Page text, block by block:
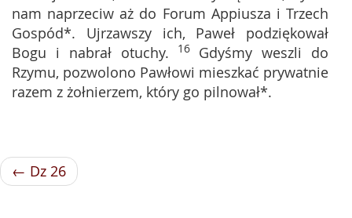
nam naprzeciw aż do Forum Appiusza i Trzech
Gospód*. Ujrzawszy ich, Paweł podziękował
Bogu i nabrał otuchy. 16 Gdyśmy weszli do
Rzymu, pozwolono Pawłowi mieszkać prywatnie
razem z żołnierzem, który go pilnował*.
← Dz 26